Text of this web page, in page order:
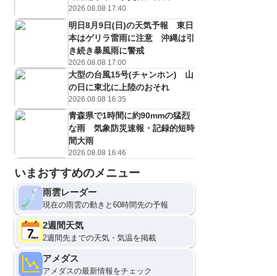
℃
m/s
26℃
2 m/s
26
2 m/s 2 m/s 2m/s
21
10日(月)
2026.08.08 17:40
明日8月9日(日)の天気予報 東日
本はゲリラ雷雨に注意 沖縄は引
き続き暴風雨に警戒
2026.08.08 17:00
大型の台風15号(チャンホン) 山
の日に東北に上陸のおそれ
2026.08.08 16:35
青森県で1時間に約90mmの猛烈
な雨 気象防災速報・記録的短時
間大雨
2026.08.08 16:46
いまおすすめのメニュー
雨雲レーダー
現在の雨雲の動きと60時間先の予報
2週間天気
2週間先までの天気・気温を掲載
アメダス
アメダスの最新情報をチェック